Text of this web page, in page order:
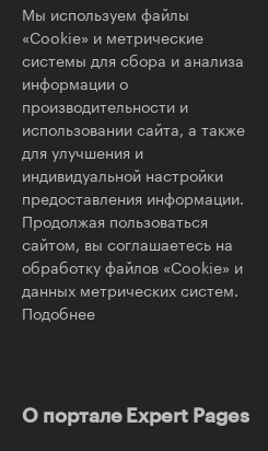
Мы используем файлы
«Cookie» и метрические
системы для сбора и анализа
информации о
производительности и
использовании сайта, а также
для улучшения и
индивидуальной настройки
предоставления информации.
Продолжая пользоваться
сайтом, вы соглашаетесь на
обработку файлов «Cookie» и
данных метрических систем.
Подобнее
О портале Expert Pages